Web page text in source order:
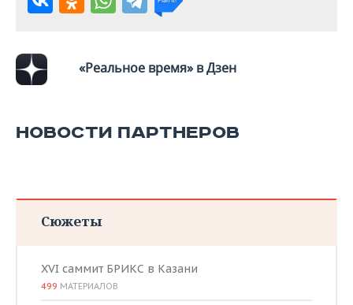
«Реальное время» в Дзен
НОВОСТИ ПАРТНЕРОВ
Сюжеты
XVI саммит БРИКС в Казани
499 МАТЕРИАЛОВ